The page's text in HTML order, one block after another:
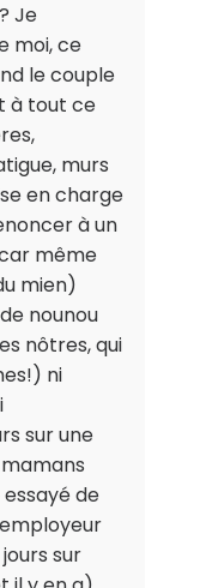
Je
moi, ce
le couple
à tout ce
murs
en charge
à un
même
mien)
nounou
nôtres, qui
ni
sur une
de
sur